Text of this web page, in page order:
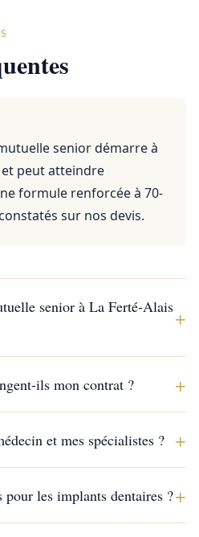
senior démarre à
peut atteindre
formule renforcée à 70-
sur nos devis.
senior à La Ferté-Alais+
ils mon contrat ? +
et mes spécialistes ? +
pour les implants dentaires ?+